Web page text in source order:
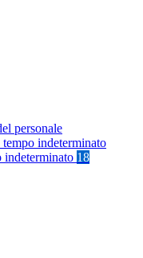
personale
tempo indeterminato
indeterminato 18